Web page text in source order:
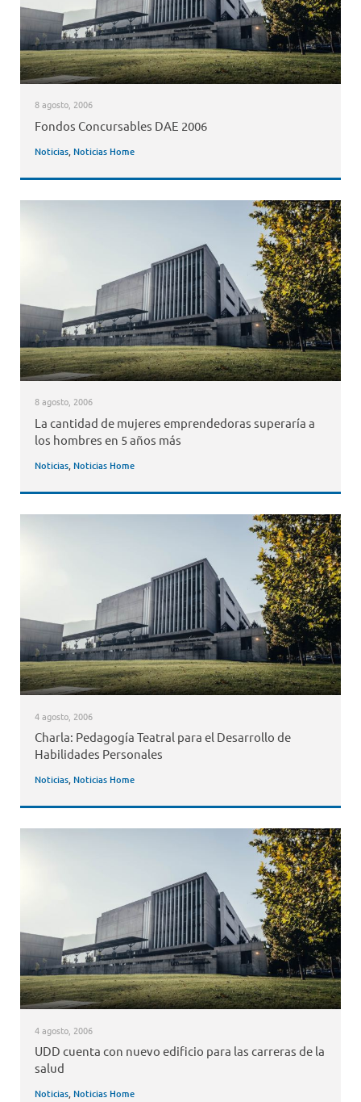
8 agosto, 2006
Fondos Concursables DAE 2006
Noticias, Noticias Home
8 agosto, 2006
La cantidad de mujeres emprendedoras superaría a
los hombres en 5 años más
Noticias, Noticias Home
4 agosto, 2006
Charla: Pedagogía Teatral para el Desarrollo de
Habilidades Personales
Noticias, Noticias Home
4 agosto, 2006
UDD cuenta con nuevo edificio para las carreras de la
salud
Noticias, Noticias Home